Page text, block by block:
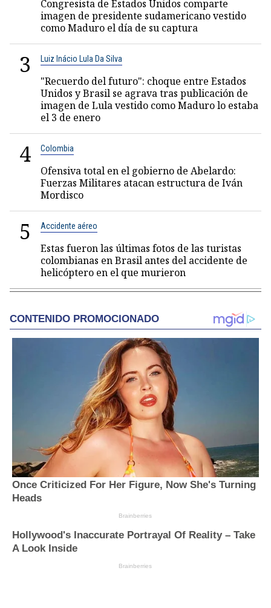
Congresista de Estados Unidos comparte
imagen de presidente sudamericano vestido
como Maduro el día de su captura
3 Luiz Inácio Lula Da Silva
"Recuerdo del futuro": choque entre Estados
Unidos y Brasil se agrava tras publicación de
imagen de Lula vestido como Maduro lo estaba
el 3 de enero
4 Colombia
Ofensiva total en el gobierno de Abelardo:
Fuerzas Militares atacan estructura de Iván
Mordisco
5 Accidente aéreo
Estas fueron las últimas fotos de las turistas
colombianas en Brasil antes del accidente de
helicóptero en el que murieron